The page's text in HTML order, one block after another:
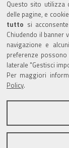
Questo sito utilizza
delle pagine, e
tutto si
Chiudendo il banner
navigazione e
preferenze
laterale "Gestisci
Per maggiori
Policy
Albo Camerale
Pubblicità
Area